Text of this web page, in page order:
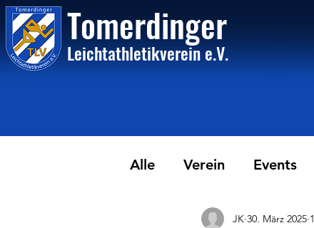
Tomerdinger
Leichtathletikvereine.V.
Alle Verein Events
JK 30. März 2025